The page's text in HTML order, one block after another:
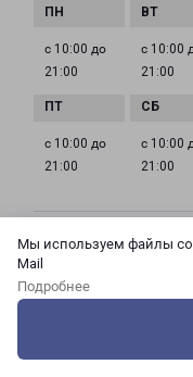
Мы используем файлы
Mail
Подробнее
с 10:00 до
21:00
с 10:00
21:00
с 10:00 до
21:00
с 10:00
21:00
МОСКВА АЗОВСКАЯ 24
Россия, Москва
Азовская, дом 24,